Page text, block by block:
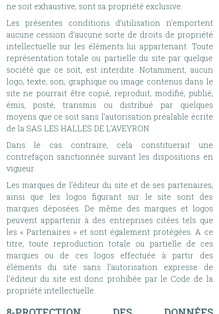
ne soit exhaustive, sont sa propriété exclusive.
Les présentes conditions d’utilisation n’emportent
aucune cession d’aucune sorte de droits de propriété
intellectuelle sur les éléments lui appartenant. Toute
représentation totale ou partielle du site par quelque
société que ce soit, est interdite. Notamment, aucun
logo, texte, son, graphique ou image contenus dans le
site ne pourrait être copié, reproduit, modifié, publié,
émis, posté, transmis ou distribué par quelques
moyens que ce soit sans l’autorisation préalable écrite
de la SAS LES HALLES DE L’AVEYRON.
Dans le cas contraire, cela constituerait une
contrefaçon sanctionnée suivant les dispositions en
vigueur.
Les marques de l’éditeur du site et de ses partenaires,
ainsi que les logos figurant sur le site sont des
marques déposées. De même des marques et logos
peuvent appartenir à des entreprises citées tels que
les « Partenaires » et sont également protégées. A ce
titre, toute reproduction totale ou partielle de ces
marques ou de ces logos effectuée à partir des
éléments du site sans l’autorisation expresse de
l’éditeur du site est donc prohibée par le Code de la
propriété intellectuelle.